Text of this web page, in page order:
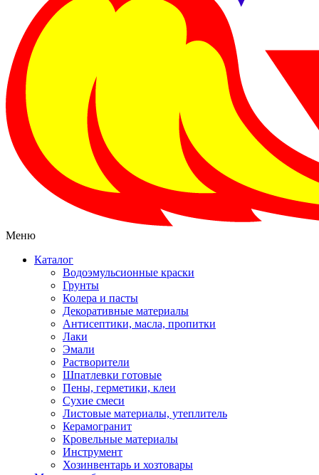
Меню
Каталог
Водоэмульсионные краски
Грунты
Колера и пасты
Декоративные материалы
Антисептики, масла, пропитки
Лаки
Эмали
Растворители
Шпатлевки готовые
Пены, герметики, клеи
Сухие смеси
Листовые материалы, утеплитель
Керамогранит
Кровельные материалы
Инструмент
Хозинвентарь и хозтовары